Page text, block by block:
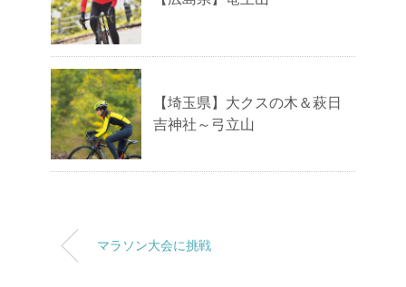
【埼玉県】大クスの木＆萩日
吉神社～弓立山
マラソン大会に挑戦